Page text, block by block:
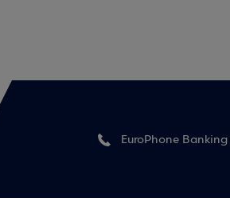
EuroPhone Banking